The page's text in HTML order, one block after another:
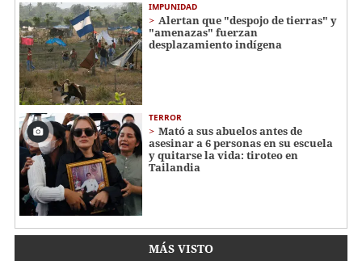
IMPUNIDAD
Alertan que "despojo de tierras" y
"amenazas" fuerzan
desplazamiento indígena
TERROR
Mató a sus abuelos antes de
asesinar a 6 personas en su escuela
y quitarse la vida: tiroteo en
Tailandia
MÁS VISTO